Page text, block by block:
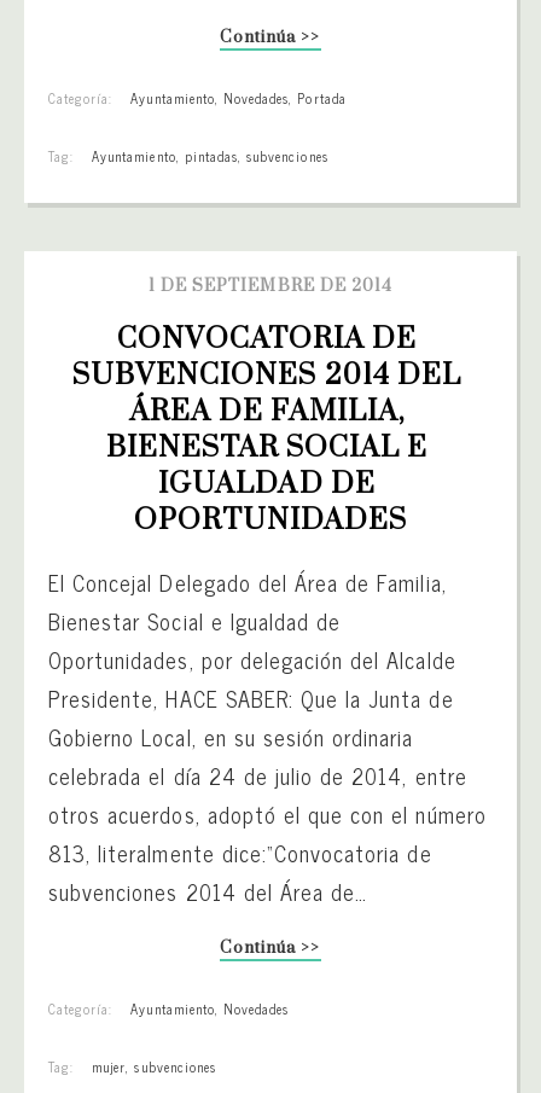
Continúa >>
Categoría: Ayuntamiento, Novedades, Portada
Tag: Ayuntamiento, pintadas,subvenciones
1 DE SEPTIEMBRE DE 2014
CONVOCATORIA DE
SUBVENCIONES 2014 DEL
ÁREA DE FAMILIA,
BIENESTAR SOCIAL E
IGUALDAD DE
OPORTUNIDADES
El Concejal Delegado del Área de Familia,
Bienestar Social e Igualdad de
Oportunidades, por delegación del Alcalde
Presidente, HACE SABER: Que la Junta de
Gobierno Local, en su sesión ordinaria
celebrada el día 24 de julio de 2014, entre
otros acuerdos, adoptó el que con el número
813, literalmente dice:“Convocatoria de
subvenciones 2014 del Área de…
Continúa >>
Categoría: Ayuntamiento, Novedades
Tag: mujer,subvenciones